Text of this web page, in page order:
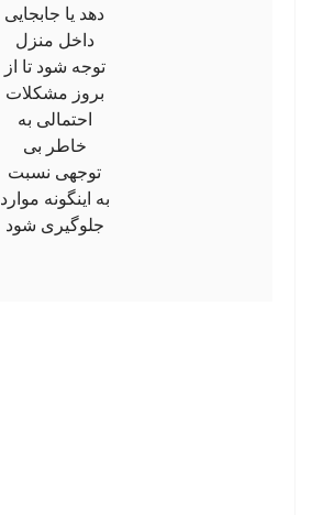
دهد یا جابجایی
داخل منزل
توجه شود تا از
بروز مشکلات
احتمالی به
خاطر بی
توجهی نسبت
به اینگونه موارد
جلوگیری شود